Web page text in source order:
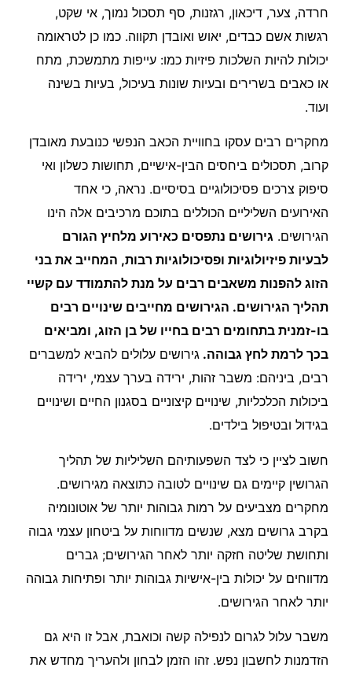
חרדה, צער, דיכאון, רגזנות, סף תסכול נמוך, אי שקט,
רגשות אשם כבדים, יאוש ואובדן תקווה. כמו כן לטראומה
יכולות להיות השלכות פיזיות כמו: עייפות מתמשכת, מתח
או כאבים בשרירים ובעיות שונות בעיכול, בעיות בשינה
ועוד.
מחקרים רבים עסקו בחוויית הכאב הנפשי כנובעת מאובדן
קרוב, תסכולים ביחסים הבין-אישיים, תחושות כשלון ואי
סיפוק צרכים פסיכולוגיים בסיסיים. נראה, כי אחד
האירועים השליליים הכוללים בתוכם מרכיבים אלה הינו
הגירושים. גירושים נתפסים כאירוע מלחיץ הגורם
לבעיות פיזיולוגיות ופסיכולוגיות רבות, המחייב את בני
הזוג להפנות משאבים רבים על מנת להתמודד עם קשיי
תהליך הגירושים. הגירושים מחייבים שינויים רבים
בו-זמנית בתחומים רבים בחייו של בן הזוג, ומביאים
בכך לרמת לחץ גבוהה. גירושים עלולים להביא למשברים
רבים, ביניהם: משבר זהות, ירידה בערך עצמי, ירידה
ביכולות הכלכליות, שינויים קיצוניים בסגנון החיים ושינויים
בגידול ובטיפול בילדים.
חשוב לציין כי לצד השפעותיהם השליליות של תהליך
הגרושין קיימים גם שינויים לטובה כתוצאה מגירושים.
מחקרים מצביעים על רמות גבוהות יותר של אוטונומיה
בקרב גרושים מצא, שנשים מדווחות על ביטחון עצמי גבוה
ותחושת שליטה חזקה יותר לאחר הגירושים; גברים
מדווחים על יכולות בין-אישיות גבוהות יותר ופתיחות גבוהה
יותר לאחר הגירושים.
משבר עלול לגרום לנפילה קשה וכואבת, אבל זו היא גם
הזדמנות לחשבון נפש. זהו הזמן לבחון ולהעריך מחדש את